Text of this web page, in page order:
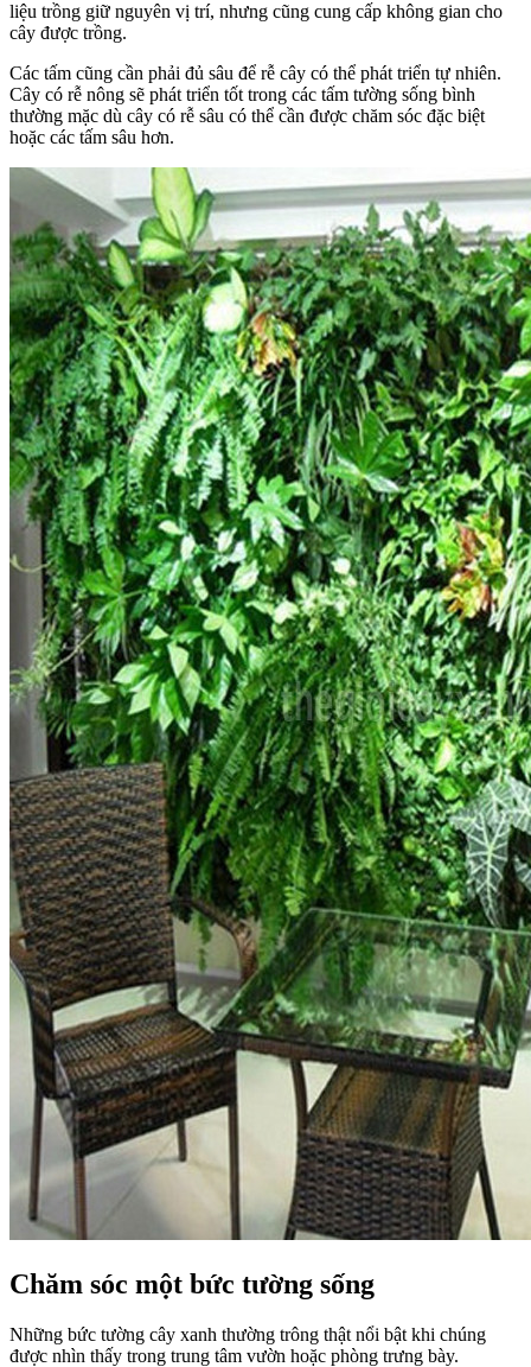
liệu trồng giữ nguyên vị trí, nhưng cũng cung cấp không gian cho
cây được trồng.
Các tấm cũng cần phải đủ sâu để rễ cây có thể phát triển tự nhiên.
Cây có rễ nông sẽ phát triển tốt trong các tấm tường sống bình
thường mặc dù cây có rễ sâu có thể cần được chăm sóc đặc biệt
hoặc các tấm sâu hơn.
Chăm sóc một bức tường sống
Những bức tường cây xanh thường trông thật nổi bật khi chúng
được nhìn thấy trong trung tâm vườn hoặc phòng trưng bày.